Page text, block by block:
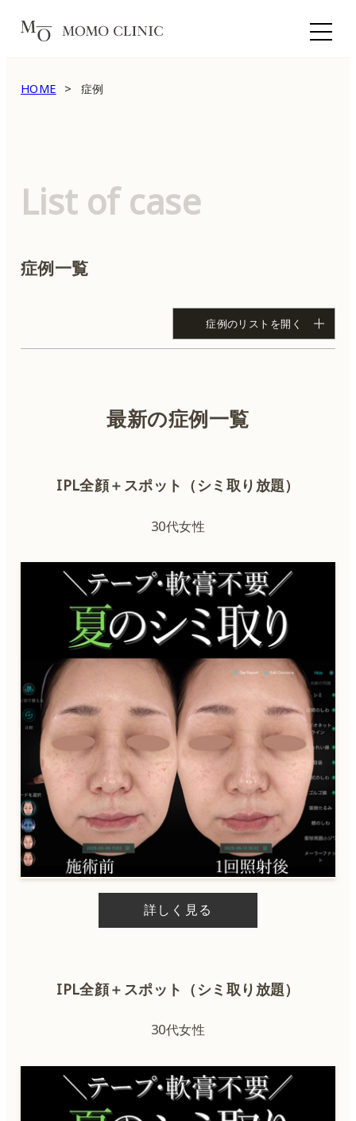
HOME 症例
List of case
症例一覧
症例のリストを開く
IPL（顔）
ボトックス
ヒアルロン酸
肌育注射
QスイッチYAGレーザー
ルビーレーザー
CO2レーザー
ハイフ
ハイフ＋サーマジェン
ハイドラジェントル
ピーリング
ケアシス
最新の症例一覧
IPL全顔＋スポット（シミ取り放題）
30代女性
詳しく見る
IPL全顔＋スポット（シミ取り放題）
30代女性